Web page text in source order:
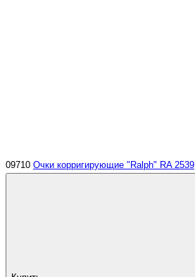
09710 Очки корригирующие "Ralph" RA 2539